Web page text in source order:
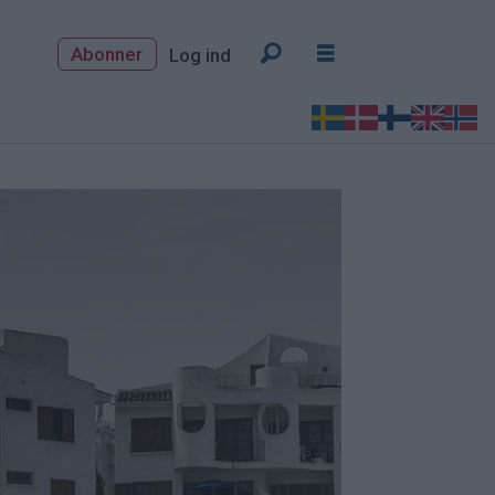
Abonner Log ind